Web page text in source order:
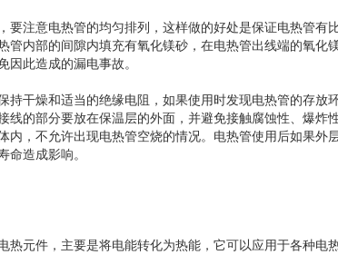
要注意电热管的均匀排列，这样做的好处是保证电热管
管内部的间隙内填充有氧化镁砂，在电热管出线端的氧
因此造成的漏电事故。
持干燥和适当的绝缘电阻，如果使用时发现电热管的存
线的部分要放在保温层的外面，并避免接触腐蚀性、爆
内，不允许出现电热管空烧的情况。电热管使用后如果
命造成影响。
热元件，主要是将电能转化为热能，它可以应用于各种